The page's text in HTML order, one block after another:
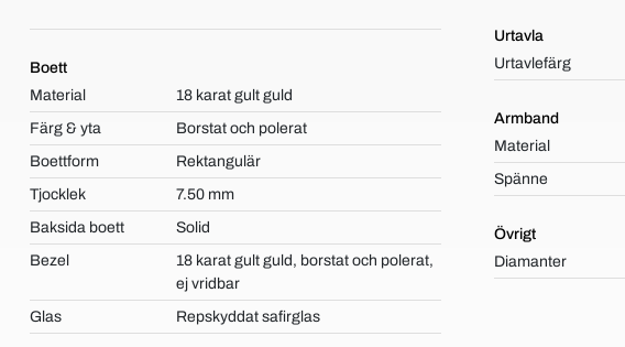
Boett
Material
18 karat gult guld
Färg & yta
Borstat och polerat
Boettform
Rektangulär
Tjocklek
7.50 mm
Baksida boett
Solid
Bezel
18 karat gult guld, borstat och polerat,
ej vridbar
Glas
Repskyddat safirglas
Urtavla
Urtavlefärg
Armband
Material
Spänne
Övrigt
Diamanter